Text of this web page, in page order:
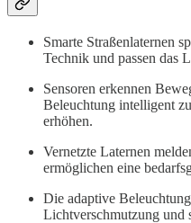
Smarte Straßenlaternen
Technik und passen das
Sensoren erkennen
Beleuchtung intelligent
erhöhen.
Vernetzte Laternen
ermöglichen eine
Die adaptive
Lichtverschmutzung und